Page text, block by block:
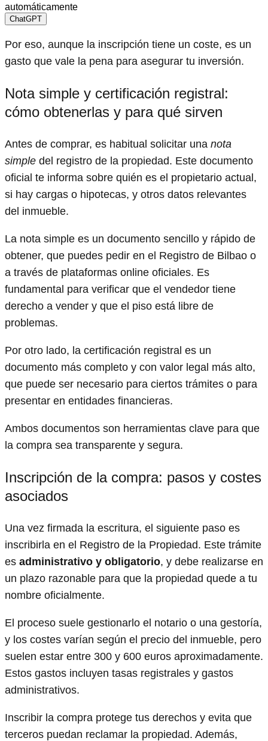
automáticamente
ChatGPT
Por eso, aunque la inscripción tiene un coste, es un
gasto que vale la pena para asegurar tu inversión.
Nota simple y certificación registral:
cómo obtenerlas y para qué sirven
Antes de comprar, es habitual solicitar una nota
simple del registro de la propiedad. Este documento
oficial te informa sobre quién es el propietario actual,
si hay cargas o hipotecas, y otros datos relevantes
del inmueble.
La nota simple es un documento sencillo y rápido de
obtener, que puedes pedir en el Registro de Bilbao o
a través de plataformas online oficiales. Es
fundamental para verificar que el vendedor tiene
derecho a vender y que el piso está libre de
problemas.
Por otro lado, la certificación registral es un
documento más completo y con valor legal más alto,
que puede ser necesario para ciertos trámites o para
presentar en entidades financieras.
Ambos documentos son herramientas clave para que
la compra sea transparente y segura.
Inscripción de la compra: pasos y costes
asociados
Una vez firmada la escritura, el siguiente paso es
inscribirla en el Registro de la Propiedad. Este trámite
es administrativo y obligatorio, y debe realizarse en
un plazo razonable para que la propiedad quede a tu
nombre oficialmente.
El proceso suele gestionarlo el notario o una gestoría,
y los costes varían según el precio del inmueble, pero
suelen estar entre 300 y 600 euros aproximadamente.
Estos gastos incluyen tasas registrales y gastos
administrativos.
Inscribir la compra protege tus derechos y evita que
terceros puedan reclamar la propiedad. Además,